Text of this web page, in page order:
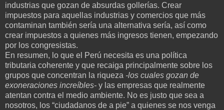
industrias que gozan de absurdas gollerías. Crear
impuestos para aquellas industrias y comercios que más
contaminan también sería una alternativa sería, así como
crear impuestos a quienes más ingresos tienen, empezando
por los congresistas.
En resumen, lo que el Perú necesita es una política
tributaria coherente y que recaiga principalmente sobre los
grupos que concentran la riqueza -los cuales gozan de
exoneraciones increíbles- y las empresas que realmente
atentan contra el medio ambiente. No es justo que sea a
nosotros, los “ciudadanos de a pie” a quienes se nos venga